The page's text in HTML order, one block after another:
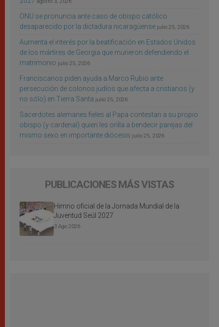
agosto 3, 2026
ONU se pronuncia ante caso de obispo católico
desaparecido por la dictadura nicaragüense julio 25, 2026
Aumenta el interés por la beatificación en Estados Unidos
de los mártires de Georgia que murieron defendiendo el
matrimonio julio 25, 2026
Franciscanos piden ayuda a Marco Rubio ante
persecución de colonos judíos que afecta a cristianos (y
no sólo) en Tierra Santa julio 25, 2026
Sacerdotes alemanes fieles al Papa contestan a su propio
obispo (y cardenal) quien les orilla a bendecir parejas del
mismo sexo en importante diócesis julio 25, 2026
PUBLICACIONES MÁS VISTAS
Himno oficial de la Jornada Mundial de la
Juventud Seúl 2027
3 Ago 2026